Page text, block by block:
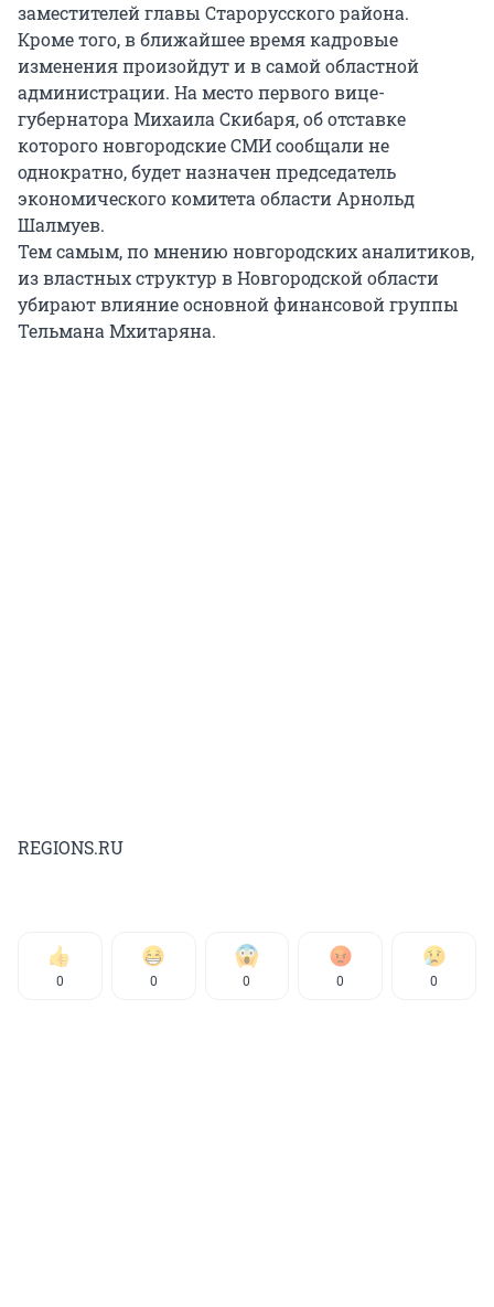
заместителей главы Старорусского района.
Кроме того, в ближайшее время кадровые
изменения произойдут и в самой областной
администрации. На место первого вице-
губернатора Михаила Скибаря, об отставке
которого новгородские СМИ сообщали не
однократно, будет назначен председатель
экономического комитета области Арнольд
Шалмуев.
Тем самым, по мнению новгородских аналитиков,
из властных структур в Новгородской области
убирают влияние основной финансовой группы
Тельмана Мхитаряна.
REGIONS.RU
0 0 0 0 0